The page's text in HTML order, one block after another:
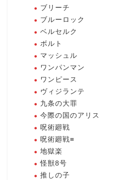
ブリーチ
ブルーロック
ベルセルク
ボルト
マッシュル
ワンパンマン
ワンピース
ヴィジランテ
九条の大罪
今際の国のアリス
呪術廻戦
呪術廻戦≡
地獄楽
怪獣8号
推しの子